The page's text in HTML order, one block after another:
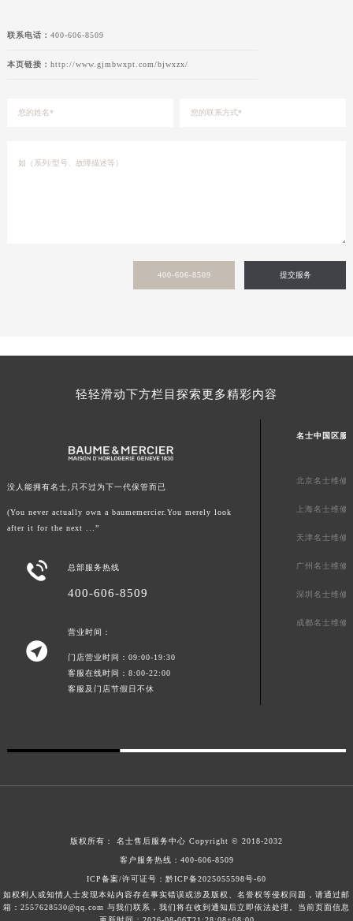
联系电话： 400-606-8509
本页链接： http://www.gjmbwxpt.com/bjwxzx/
400-606-8509 提交服务
轻轻滑动下方栏目探索更多精彩内容
没人能拥有名士,只不过为下一代保管而已
(You never actually own a baumemercier.You merely look
after it for the next ...”
 总部服务热线
400-606-8509

营业时间：
门店营业时间：09:00-19:30
客服在线时间：8:00-22:00
客服及门店节假日不休
名士中国区服
北京名士维修
上海名士维修
天津名士维修
广州名士维修
深圳名士维修
成都名士维修
版权所有： 名士售后服务中心 Copyright © 2018-2032
客户服务热线： 400-606-8509
ICP备案/许可证号：黔ICP备2025055598号-60
如权利人或知情人士发现本站内容存在事实错误或涉及版权、名誉权等侵权问题，请通过邮
箱：2557628530@qq.com 与我们联系，我们将在收到通知后立即依法处理。当前页面信息